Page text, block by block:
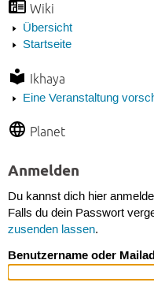
Wiki
Übersicht
Startseite
Ikhaya
Eine Veranstaltung
Planet
Anmelden
Du kannst dich hier
Falls du dein Passwort
zusenden lassen.
Benutzername oder